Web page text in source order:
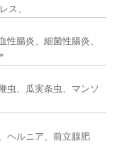
ス、
性腸炎、細菌性腸炎、
虫、瓜実条虫、マンソ
ヘルニア、前立腺肥